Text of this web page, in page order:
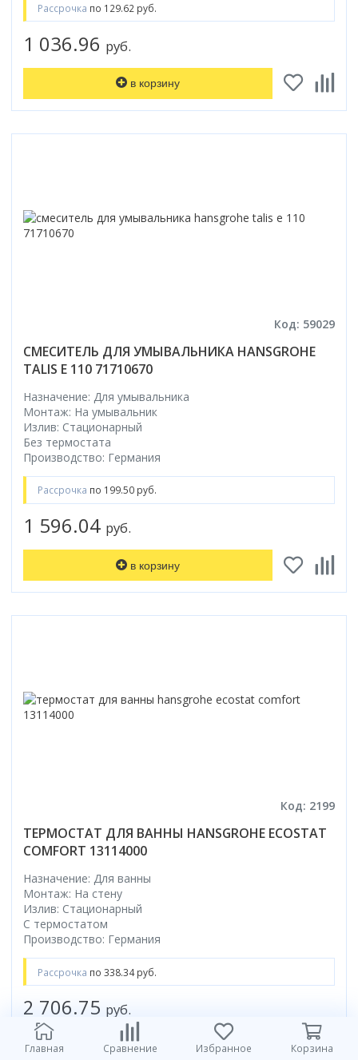
Рассрочка по 129.62 руб.
1 036.96 руб.
в корзину
Код: 59029
СМЕСИТЕЛЬ ДЛЯ УМЫВАЛЬНИКА HANSGROHE
TALIS E 110 71710670
Назначение: Для умывальника
Монтаж: На умывальник
Излив: Стационарный
Без термостата
Производство: Германия
Рассрочка по 199.50 руб.
1 596.04 руб.
в корзину
Код: 2199
ТЕРМОСТАТ ДЛЯ ВАННЫ HANSGROHE ECOSTAT
COMFORT 13114000
Назначение: Для ванны
Монтаж: На стену
Излив: Стационарный
С термостатом
Производство: Германия
Рассрочка по 338.34 руб.
2 706.75 руб.
в корзину
Главная Сравнение Избранное Корзина